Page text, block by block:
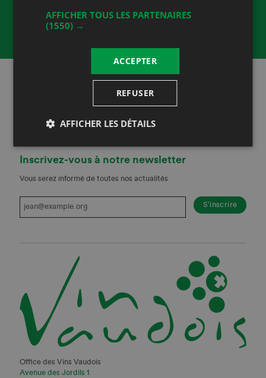
Des vins qui "Dance" dans vos verres !
Suivez-nous sur les réseaux sociaux!
Inscrivez-vous à notre newsletter
Vous serez informé de toutes nos actualités
Office des Vins Vaudois
Avenue des Jordils 1
AFFICHER TOUS LES PARTENAIRES
(1550) →
ACCEPTER
REFUSER
AFFICHER LES DÉTAILS